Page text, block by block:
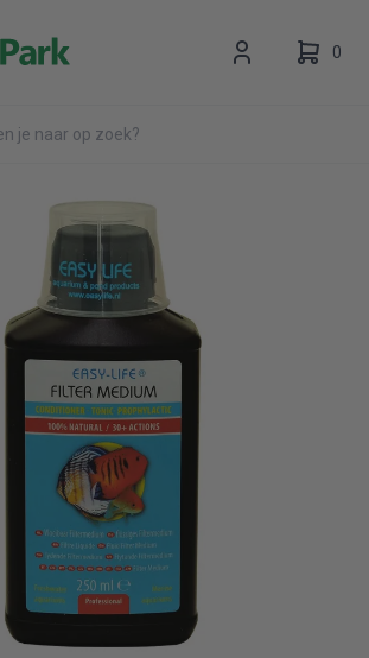
0
winkelwagen is leeg.
Vul hem met producten.